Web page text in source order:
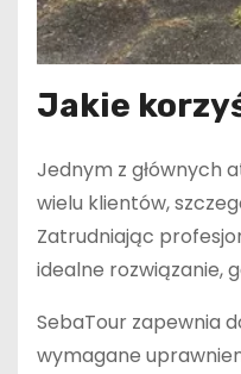
Jakie
Jednym z głównych
wielu klientów,
Zatrudniając
idealne rozwiązanie,
SebaTour zapewnia
wymagane